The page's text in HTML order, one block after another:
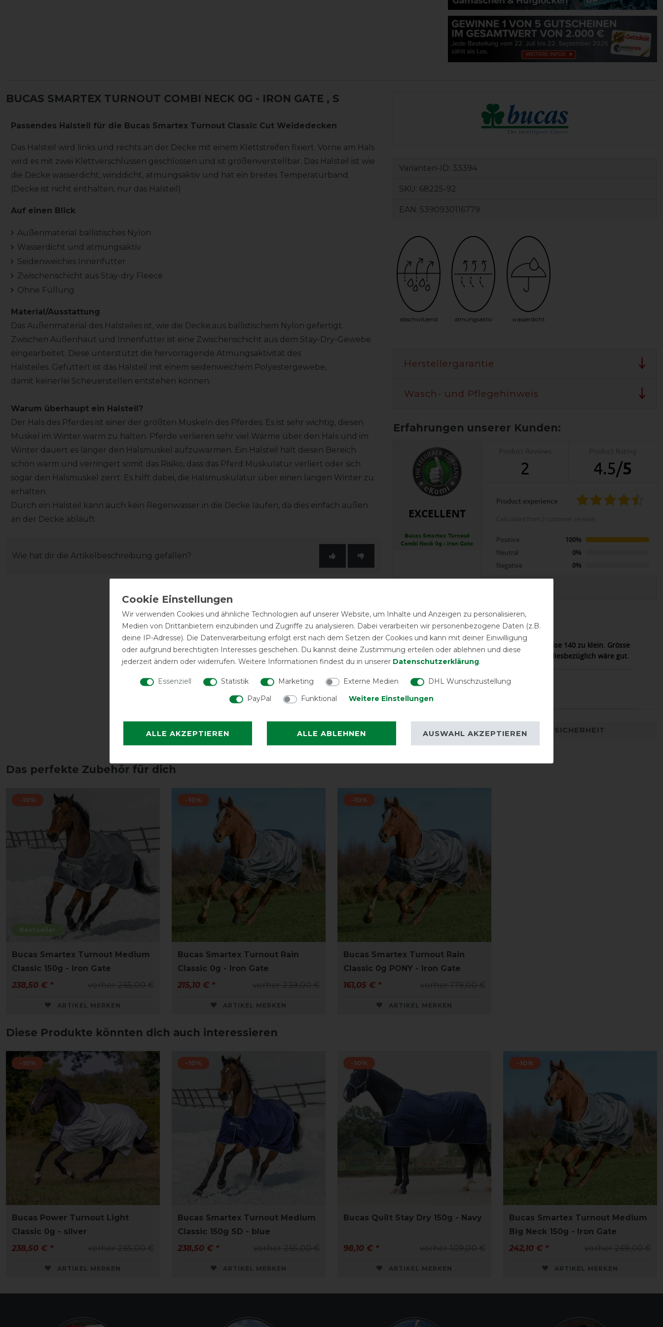
BUCAS SMARTEX TURNOUT COMBI NECK 0G - IRON GATE , S
Passendes Halsteil für die Bucas Smartex Turnout Classic Cut Weidedecken
Das Halsteil wird links und rechts an der Decke mit einem Klettstreifen fixiert. Vorne am Hals
wird es mit zwei Klettverschlüssen geschlossen und ist größenverstellbar. Das Halsteil ist wie
die Decke wasserdicht, winddicht, atmungsaktiv und hat ein breites Temperaturband.
(Decke ist nicht enthalten, nur das Halsteil)
Auf einen Blick
Außenmaterial ballistisches Nylon
Wasserdicht und atmungsaktiv
Seidenweiches Innenfutter
Zwischenschicht aus Stay-dry Fleece
Ohne Füllung
Material/Ausstattung
Das Außenmaterial des Halsteiles ist, wie die Decke,aus ballistischem Nylon gefertigt.
Zwischen Außenhaut und Innenfutter ist eine Zwischenschicht aus dem Stay-Dry-Gewebe
eingearbeitet. Diese unterstützt die hervorragende Atmungsaktivität des
Halsteiles. Gefüttert ist das Halsteil mit einem seidenweichem Polyestergewebe,
damit keinerlei Scheuerstellen entstehen können.
Warum überhaupt ein Halsteil?
Der Hals des Pferdes ist einer der größten Muskeln des Pferdes. Es ist sehr wichtig, diesen
Muskel im Winter warm zu halten. Pferde verlieren sehr viel Wärme über den Hals und im
Winter dauert es länger den Halsmuskel aufzuwärmen. Ein Halsteil hält diesen Bereich
schön warm und verringert somit das Risiko, dass das Pferd Muskulatur verliert oder sich
sogar den Halsmuskel zerrt. Es hilft dabei, die Halsmuskulatur über einen langen Winter zu
erhalten.
Durch ein Halsteil kann auch kein Regenwasser in die Decke laufen, da dies einfach außen
an der Decke abläuft.
Wie hat dir die Artikelbeschreibung gefallen?
Varianten-ID: 33394
SKU: 68225-92
EAN: 5390930116779
abschwitzend atmungsaktiv wasserdicht
Herstellergarantie
Wasch- und Pflegehinweis
EXCELLENT
Bucas Smartex Turnout
Combi Neck 0g - Iron Gate
2 4.5/5
product experience
Positive
100%
Neutral
0%
Negative
0%
01.10.2024
Halsteil Grösse M für Big Neck Decke Grösse 140 zu klein. Grösse
L bestellt, passt und hält super. Hinweis diesbezüglich wäre gut.
26.10.2020
DETAILS ZUR PRODUKTSICHERHEIT
Das perfekte Zubehör für dich
Bestseller
-10%
Bucas Smartex Turnout Medium
Classic 150g - Iron Gate
vorher 265,00 €
238,50 € *
ARTIKEL MERKEN
-10%
Bucas Smartex Turnout Rain
Classic 0g - Iron Gate
vorher 239,00 €
215,10 € *
ARTIKEL MERKEN
-10%
Bucas Smartex Turnout Rain
Classic 0g PONY - Iron Gate
vorher 179,00 €
161,05 € *
ARTIKEL MERKEN
Diese Produkte könnten dich auch interessieren
-10%
Bucas Power Turnout Light
Classic 0g - silver
vorher 265,00 €
238,50 € *
ARTIKEL MERKEN
-10%
Bucas Smartex Turnout Medium
Classic 150g SD - blue
vorher 265,00 €
238,50 € *
ARTIKEL MERKEN
-10%
Bucas Quilt Stay Dry 150g - Navy
vorher 109,00 €
98,10 € *
ARTIKEL MERKEN
-10%
Bucas Smartex Turnout Medium
Big Neck 150g - Iron Gate
vorher 269,00 €
242,10 € *
ARTIKEL MERKEN
Wir verwenden Cookies und ähnliche Technologien auf unserer Website, um Inhalte und Anzeigen zu personalisieren,
Medien von Drittanbietern einzubinden und Zugriffe zu analysieren. Dabei verarbeiten wir personenbezogene Daten (z.B.
deine IP-Adresse). Die Datenverarbeitung erfolgt erst nach dem Setzen der Cookies und kann mit deiner Einwilligung
oder aufgrund berechtigten Interesses geschehen. Du kannst deine Zustimmung erteilen oder ablehnen und diese
jederzeit ändern oder widerrufen. Weitere Informationen findest du in unserer Daten­schutz­erklärung.
Essenziell Statistik Marketing Externe Medien
DHL Wunschzustellung
PayPal
Funktional Weitere Einstellungen
ALLE AKZEPTIEREN ALLE ABLEHNEN AUSWAHL AKZEPTIEREN